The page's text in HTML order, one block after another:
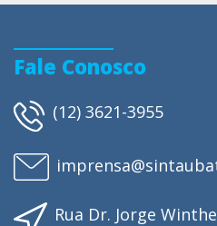
Fale Conosco
(12) 3621-3955
Rua Dr. Jorge